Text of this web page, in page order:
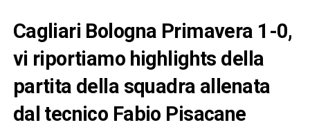
Cagliari Bologna Primavera 1-0,
vi riportiamo highlights della
partita della squadra allenata
dal tecnico Fabio Pisacane